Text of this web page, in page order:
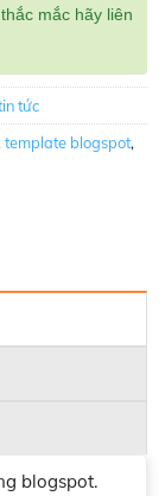
mắc hãy liên
tức
template blogspot,
blogspot.